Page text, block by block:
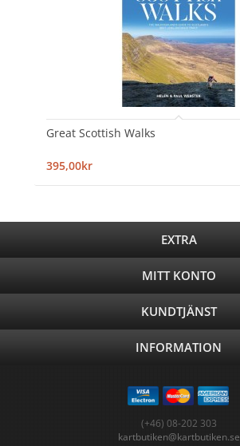
Great Scottish Walks
395,00kr
EXTRA
MITT KONTO
KUNDTJÄNST
INFORMATION
(+46) 08-202 303
kartbutiken@kartbutiken.se